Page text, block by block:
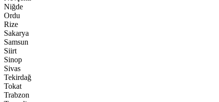
Niğde
Ordu
Rize
Sakarya
Samsun
Siirt
Sinop
Sivas
Tekirdağ
Tokat
Trabzon